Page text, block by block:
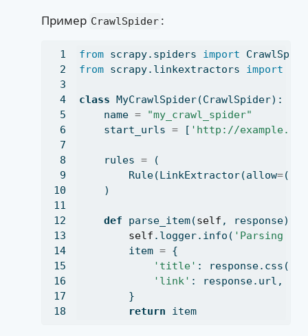
Пример CrawlSpider :
from scrapy.spiders import
from scrapy.linkextractors import
class MyCrawlSpider(CrawlSpider):
    name
=
"my_crawl_spider"
    start_urls
= [ 'http://
    rules
= (
        Rule(LinkExtractor(allow
=(
    )
def parse_item(self , response):
self .logger.info( 'Parsing
        item
= {
'title' : response.css(
'link' : response.url,
        }
return item